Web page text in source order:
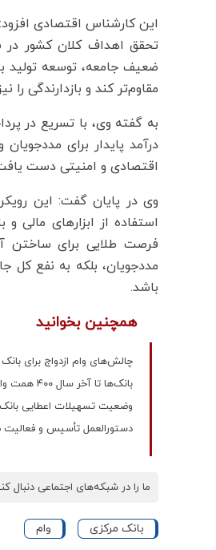
تحقق اهداف کلان کشور در
ضعیف جامعه، توسعه تولید
مقاوم‌تر کند و بازدارندگی را
به گفته وی، با تسریع در
درآمد پایدار برای
اقتصادی و امنیتی دست
وی در پایان گفت: این
فرصت طلایی برای ساختن
مددجویان، بلکه به نفع کل
باشد.
همچنین بخوانید
چالش‌های وام ازدواج برای
بانک‌ها تا آخر سال ۴۰۰ همت وام می‌دهند +جزئیات
وضعیت تسهیلات اعطایی
دستورالعمل تأسیس و
ما را در شبکه‌های اجتماعی دنبال
بانک مرکزی وام